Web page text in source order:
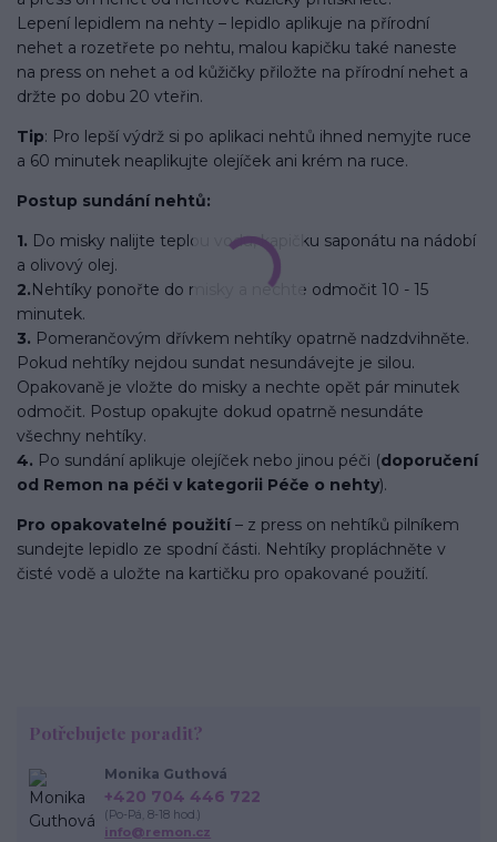
Lepení lepidlem na nehty – lepidlo aplikuje na přírodní
nehet a rozetřete po nehtu, malou kapičku také naneste
na press on nehet a od kůžičky přiložte na přírodní nehet a
držte po dobu 20 vteřin.
Tip: Pro lepší výdrž si po aplikaci nehtů ihned nemyjte ruce
a 60 minutek neaplikujte olejíček ani krém na ruce.
Postup sundání nehtů:
1. Do misky nalijte teplou vodu, kapičku saponátu na nádobí
a olivový olej.
2.Nehtíky ponořte do misky a nechte odmočit 10 - 15
minutek.
3. Pomerančovým dřívkem nehtíky opatrně nadzdvihněte.
Pokud nehtíky nejdou sundat nesundávejte je silou.
Opakovaně je vložte do misky a nechte opět pár minutek
odmočit. Postup opakujte dokud opatrně nesundáte
všechny nehtíky.
4. Po sundání aplikuje olejíček nebo jinou péči (doporučení
od Remon na péči v kategorii Péče o nehty).
Pro opakovatelné použití– z press on nehtíků pilníkem
sundejte lepidlo ze spodní části. Nehtíky propláchněte v
čisté vodě a uložte na kartičku pro opakované použití.
Potřebujete poradit?
Monika Guthová
+420 704 446 722
(Po-Pá, 8-18 hod.)
info@remon.cz